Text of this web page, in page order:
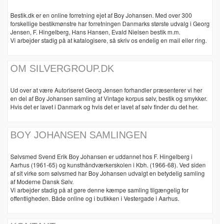
Bestik.dk er en online forretning ejet af Boy Johansen. Med over 300
forskellige bestikmønstre har forretningen Danmarks største udvalg i Georg
Jensen, F. Hingelberg, Hans Hansen, Evald Nielsen bestik m.m.
Vi arbejder stadig på at katalogisere, så skriv os endelig en mail eller ring.
OM SILVERGROUP.DK
Ud over at være Autoriseret Georg Jensen forhandler præsenterer vi her
en del af Boy Johansen samling af Vintage korpus sølv, bestik og smykker.
Hvis det er lavet i Danmark og hvis det er lavet af sølv finder du det her.
BOY JOHANSEN SAMLINGEN
Sølvsmed Svend Erik Boy Johansen er uddannet hos F. Hingelberg i
Aarhus (1961-65) og kunsthåndværkerskolen i Kbh. (1966-68). Ved siden
af sit virke som sølvsmed har Boy Johansen udvalgt en betydelig samling
af Moderne Dansk Sølv.
Vi arbejder stadig på at gøre denne kæmpe samling tilgængelig for
offentligheden. Både online og i butikken i Vestergade i Aarhus.